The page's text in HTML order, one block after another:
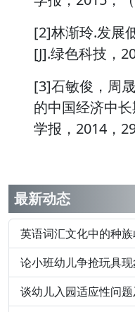
[2]林渐玲.发展
[J].绿色科技，
[3]石敏俊，周
的中国经济中
学报，2014，
最新动态
英语词汇文化中的种
论小班幼儿争抢玩具
谈幼儿入园适应性问